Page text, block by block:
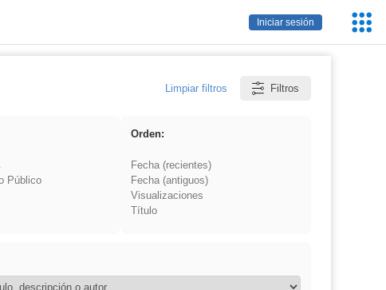
Iniciar sesión
Limpiar filtros Filtros
Público
Orden:
Fecha (recientes)
Fecha (antiguos)
Visualizaciones
Título